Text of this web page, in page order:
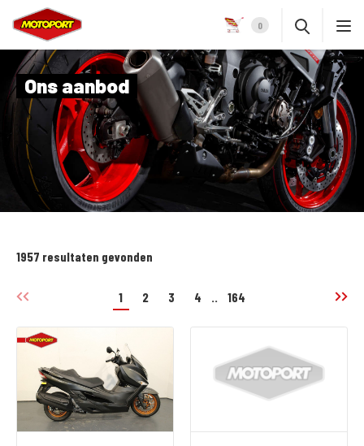
0
Ons aanbod
1957 resultaten gevonden
1 2 3 4 .. 164